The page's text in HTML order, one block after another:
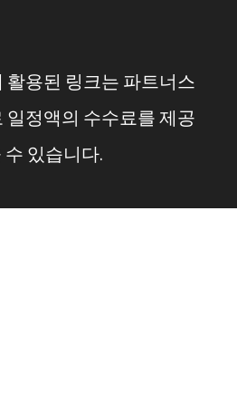
용된 링크는 파트너스
정액의 수수료를 제공
수 있습니다.